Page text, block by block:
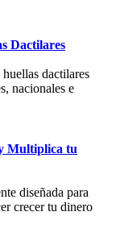
Dactilares
dactilares
nacionales e
Multiplica tu
diseñada para
crecer tu dinero